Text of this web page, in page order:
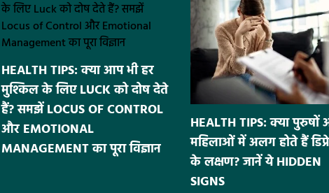
HEALTH TIPS: क्या आप भी हर
मुश्किल के लिए LUCK को दोष देते
हैं? समझें LOCUS OF CONTROL
और EMOTIONAL
MANAGEMENT का पूरा विज्ञान
HEALTH TIPS: क्या पुरुषों
महिलाओं में अलग होते हैं
के लक्षण? जानें ये HIDDEN
SIGNS